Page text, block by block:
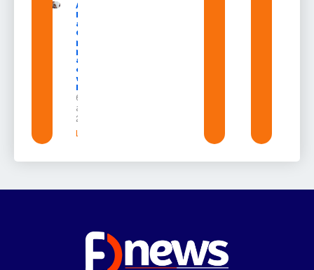
Após veto,
Lula envia
ao
Congresso
projeto
para criar
a UNIFRON
e grava
vídeo para
Randolfe
6 de
agosto de
2026
Leia mais »